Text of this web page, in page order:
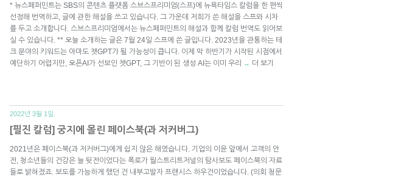
* 뉴스페퍼민트는 SBS의 콘텐츠 플랫폼 스브스프리미엄(스프)에 뉴욕타임스 칼럼을 한 편씩
선정해 번역하고, 글에 관한 해설을 쓰고 있습니다. 그 가운데 저희가 쓴 해설을 스프와 시차
를 두고 소개합니다. 스브스프리미엄에서는 뉴스페퍼민트의 해설과 함께 칼럼 번역도 읽어보
실 수 있습니다. ** 오늘 소개하는 글은 7월 24일 스프에 쓴 글입니다. 2023년을 관통하는 테
크 분야의 키워드는 아마도 챗GPT가 될 가능성이 큽니다. 이제 막 하반기가 시작된 시점에서
예단하기 어렵지만, 오픈AI가 선보인 챗GPT, 그 기반이 된 생성 AI는 이미 우리
→ 더 보기
2022년 3월 1일.
[필진 칼럼] 궁지에 몰린 페이스북(과 저커버그)
2021년은 페이스북(과 저커버그)에게 쉽지 않은 해였습니다. 기업의 이윤 앞에서 고객의 안
전, 청소년들의 건강은 늘 뒷전이었다는 폭로가 월스트리트저널의 탐사보도 페이스북의 자료
들로 밝혀졌죠. 보도를 가능하게 했던 건 내부고발자 프랜시스 하우건이었습니다. (의회 청문